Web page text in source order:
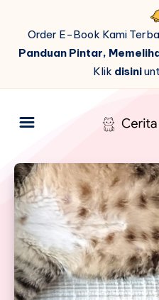
Order E-Book Kami
Panduan Pintar,
Klik disini